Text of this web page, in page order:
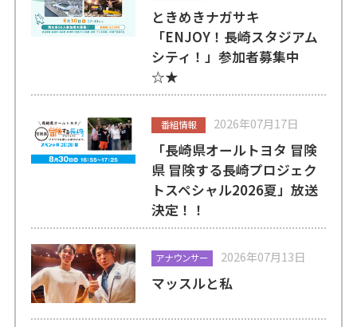
ときめきナガサキ
「ENJOY！長崎スタジアム
シティ！」参加者募集中
☆★
番組情報 2026年07月17日
「長崎県オールトヨタ 冒険
県 冒険する長崎プロジェク
トスペシャル2026夏」放送
決定！！
アナウンサー 2026年07月13日
マッスルと私